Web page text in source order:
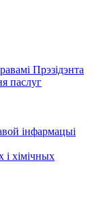
Прэзідэнта
паслуг
інфармацыі
і хімічных